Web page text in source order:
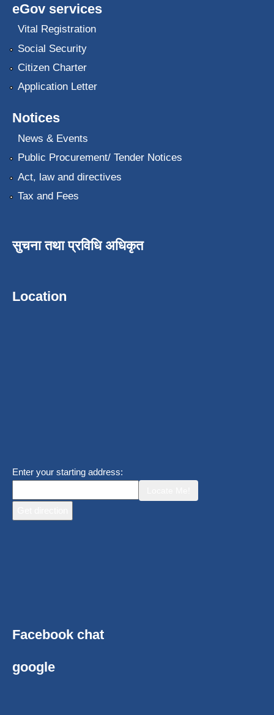
eGov services
Vital Registration
Social Security
Citizen Charter
Application Letter
Notices
News & Events
Public Procurement/ Tender Notices
Act, law and directives
Tax and Fees
सुचना तथा प्रविधि अधिकृत
Location
Enter your starting address:
Facebook chat
google